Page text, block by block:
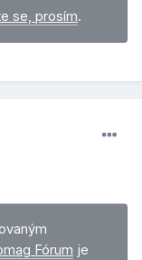
se, prosím.
Fórum je